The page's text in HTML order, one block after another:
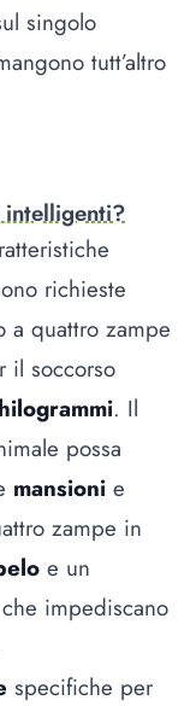
singolo
tutt’altro
richieste
a quattro zampe
il soccorso
. Il
possa
mansioni e
zampe in
e un
impediscano
specifiche per